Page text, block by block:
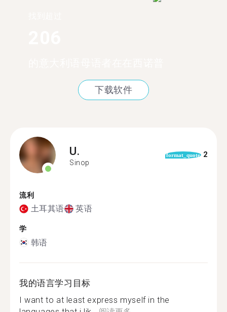
下载软件
U.
Sinop
format_quote 2
流利
土耳其语 英语
学
韩语
我的语言学习目标
I want to at least express myself in the